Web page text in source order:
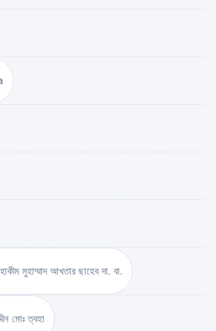
মুহাম্মাদ আখতার ছাহেব দা. বা.
মোঃ ত্বহা